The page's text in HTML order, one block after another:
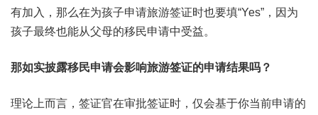
有加入，那么在为孩子申请旅游签证时也要填“Yes”，因为
孩子最终也能从父母的移民申请中受益。
那如实披露移民申请会影响旅游签证的申请结果吗？
理论上而言，签证官在审批签证时，仅会基于你当前申请的